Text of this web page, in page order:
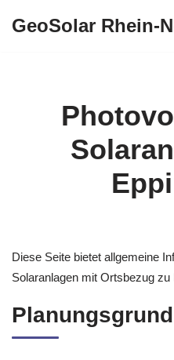
GeoSolar Rhein-
Diese Seite bietet allgemeine
Solaranlagen mit Ortsbezug zu